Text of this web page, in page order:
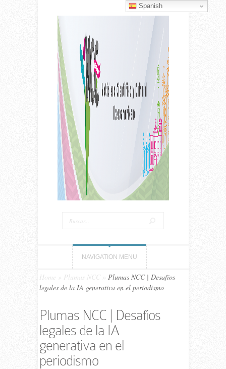
NAVIGATION MENU
Home Plumas NCC
Plumas NCC | Desafíos
legales de la IA generativa en el periodismo
Plumas NCC | Desafíos
legales de la IA
generativa en el
periodismo
Spanish